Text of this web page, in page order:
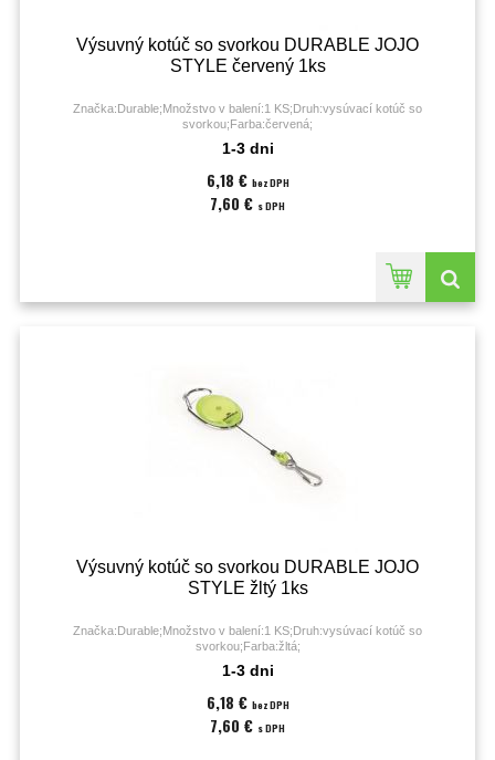
Výsuvný kotúč so svorkou DURABLE JOJO
STYLE červený 1ks
Značka:Durable;Množstvo v balení:1 KS;Druh:vysúvací kotúč so
svorkou;Farba:červená;
1-3 dni
6,18 € bez DPH
7,60 € s DPH
Výsuvný kotúč so svorkou DURABLE JOJO
STYLE žltý 1ks
Značka:Durable;Množstvo v balení:1 KS;Druh:vysúvací kotúč so
svorkou;Farba:žltá;
1-3 dni
6,18 € bez DPH
7,60 € s DPH